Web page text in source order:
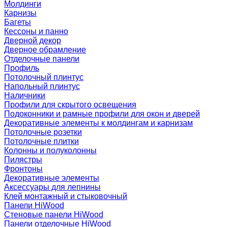
Молдинги
Карнизы
Багеты
Кессоны и панно
Дверной декор
Дверное обрамление
Отделочные панели
Профиль
Потолочный плинтус
Напольный плинтус
Наличники
Профили для скрытого освещения
Подоконники и рамные профили для окон и дверей
Декоративные элементы к молдингам и карнизам
Потолочные розетки
Потолочные плитки
Колонны и полуколонны
Пилястры
Фронтоны
Декоративные элементы
Аксессуары для лепнины
Клей монтажный и стыковочный
Панели HiWood
Стеновые панели HiWood
Панели отделочные HiWood